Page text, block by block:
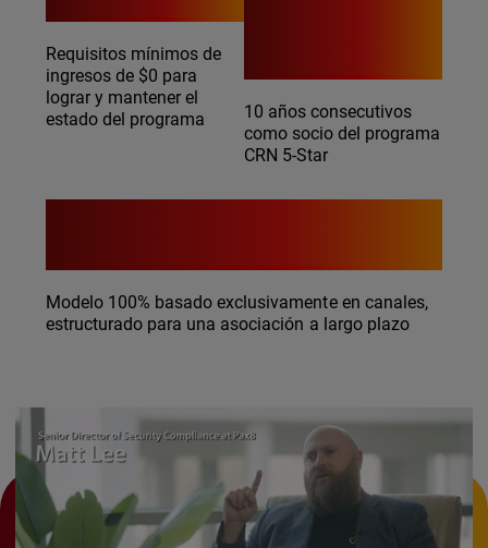
Requisitos mínimos de
ingresos de $0 para
lograr y mantener el
estado del programa
10 años consecutivos
como socio del programa
CRN 5-Star
Modelo 100% basado exclusivamente en canales,
estructurado para una asociación a largo plazo